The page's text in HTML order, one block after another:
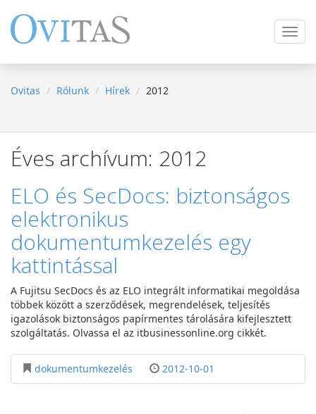
ki
/
Ovitas
Rólunk Hírek 2012
Éves archívum: 2012
ELO és SecDocs: biztonságos
elektronikus
dokumentumkezelés egy
kattintással
A Fujitsu SecDocs és az ELO integrált informatikai megoldása
többek között a szerződések, megrendelések, teljesítés
igazolások biztonságos papírmentes tárolására kifejlesztett
szolgáltatás. Olvassa el az itbusinessonline.org cikkét.
dokumentumkezelés 2012-10-01